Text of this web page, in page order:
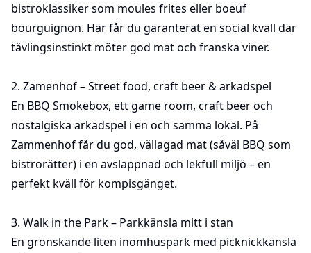
bistroklassiker som moules frites eller boeuf
bourguignon. Här får du garanterat en social kväll där
tävlingsinstinkt möter god mat och franska viner.
2. Zamenhof– Street food, craft beer & arkadspel
En BBQ Smokebox, ett game room, craft beer och
nostalgiska arkadspel i en och samma lokal. På
Zammenhof får du god, vällagad mat (såväl BBQ som
bistrorätter) i en avslappnad och lekfull miljö – en
perfekt kväll för kompisgänget.
3. Walk in the Park– Parkkänsla mitt i stan
En grönskande liten inomhuspark med picknickkänsla